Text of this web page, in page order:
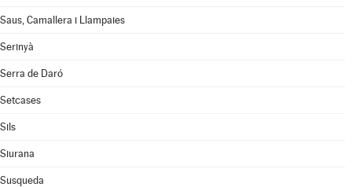
Saus, Camallera i Llampaies
Serinyà
Serra de Daró
Setcases
Sils
Siurana
Susqueda